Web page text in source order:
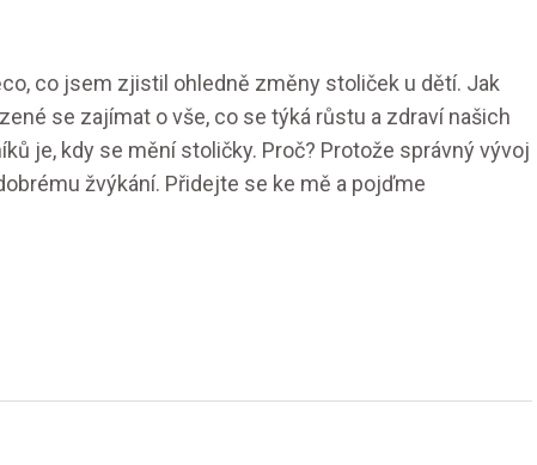
co jsem zjistil ohledně změny stoliček u dětí. Jak
se zajímat o vše, co se týká růstu a zdraví našich
je, kdy se mění stoličky. Proč? Protože správný vývoj
žvýkání. Přidejte se ke mě a pojďme